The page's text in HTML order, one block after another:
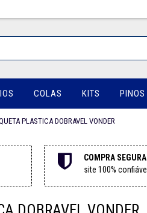
COLAS KITS PINOS
PLASTICA DOBRAVEL VONDER
COMPRA SEGURA
site 100% confiável